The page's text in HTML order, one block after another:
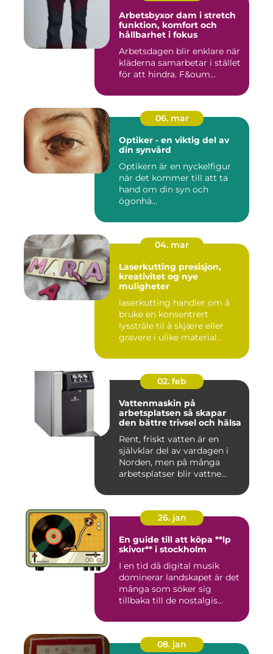
Arbetsbyxor dam i stretch
funktion, komfort och
hållbarhet i fokus
Arbetsdagen blir enklare när
kläderna samarbetar i stället
för att hindra. F&oum...
06. mar
Optiker - en viktig del av
din synvård
Optikern är en nyckelfigur
när det kommer till att ta
hand om din syn och
ögonhä...
04. mar
Laserkutting presisjon,
kreativitet og nye
muligheter
laserkutting handler om å
bruke en konsentrert
lysstråle til å skjære eller
gravere i ulike material...
02. feb
Vattenmaskin på
arbetsplatsen så skapar
den bättre trivsel och hälsa
Rent, friskt vatten är en
självklar del av vardagen i
Norden, men på många
arbetsplatser blir vattne...
26. jan
En guide till att köpa **lp
skivor** i stockholm
I en tid då digital musik
dominerar landskapet är det
många som söker sig
tillbaka till de nostalgis...
08. jan